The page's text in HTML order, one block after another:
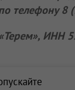
телефону 8
, ИНН